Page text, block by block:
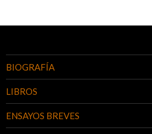
BIOGRAFÍA
LIBROS
ENSAYOS BREVES